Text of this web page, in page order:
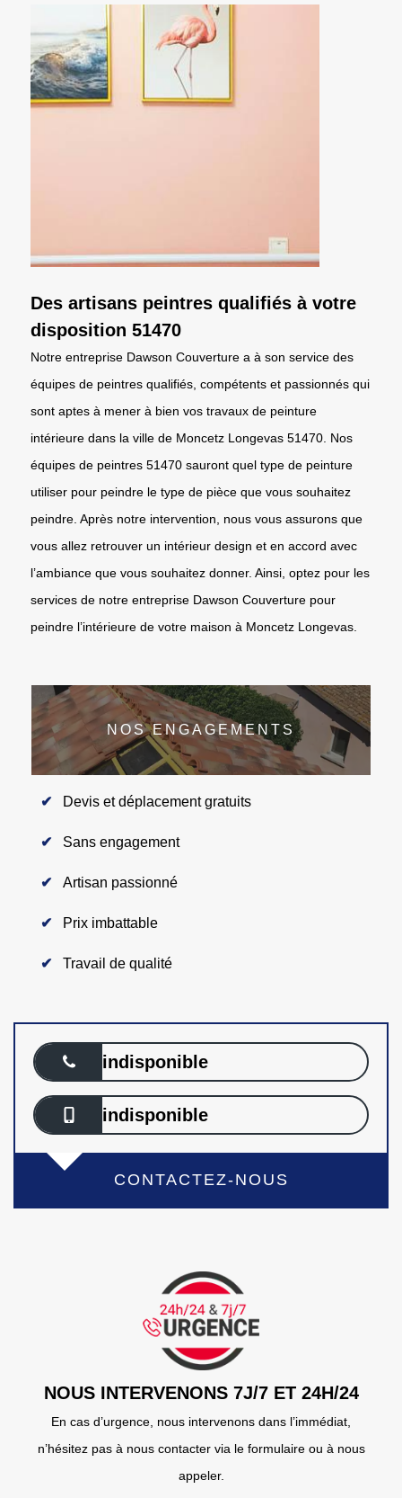
Des artisans peintres qualifiés à votre
disposition 51470
Notre entreprise Dawson Couverture a à son service des
équipes de peintres qualifiés, compétents et passionnés qui
sont aptes à mener à bien vos travaux de peinture
intérieure dans la ville de Moncetz Longevas 51470. Nos
équipes de peintres 51470 sauront quel type de peinture
utiliser pour peindre le type de pièce que vous souhaitez
peindre. Après notre intervention, nous vous assurons que
vous allez retrouver un intérieur design et en accord avec
l’ambiance que vous souhaitez donner. Ainsi, optez pour les
services de notre entreprise Dawson Couverture pour
peindre l’intérieure de votre maison à Moncetz Longevas.
NOS ENGAGEMENTS
Devis et déplacement gratuits
Sans engagement
Artisan passionné
Prix imbattable
Travail de qualité
indisponible
indisponible
CONTACTEZ-NOUS
NOUS INTERVENONS 7J/7 ET 24H/24
En cas d’urgence, nous intervenons dans l’immédiat,
n’hésitez pas à nous contacter via le formulaire ou à nous
appeler.